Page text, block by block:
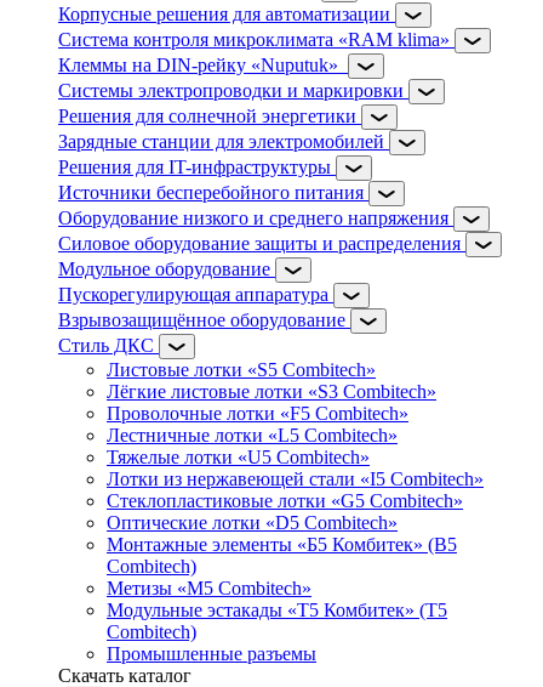
Корпусные решения для автоматизации
Система контроля микроклимата «RAM klima»
Клеммы на DIN-рейку «Nuputuk»
Системы электропроводки и маркировки
Решения для солнечной энергетики
Зарядные станции для электромобилей
Решения для IT-инфраструктуры
Источники бесперебойного питания
Оборудование низкого и среднего напряжения
Силовое оборудование защиты и распределения
Модульное оборудование
Пускорегулирующая аппаратура
Взрывозащищённое оборудование
Стиль ДКС
Листовые лотки «S5 Combitech»
Лёгкие листовые лотки «S3 Combitech»
Проволочные лотки «F5 Combitech»
Лестничные лотки «L5 Combitech»
Тяжелые лотки «U5 Combitech»
Лотки из нержавеющей стали «I5 Combitech»
Стеклопластиковые лотки «G5 Combitech»
Оптические лотки «D5 Combitech»
Монтажные элементы «Б5 Комбитек» (B5
Combitech)
Метизы «M5 Combitech»
Модульные эстакады «Т5 Комбитек» (T5
Combitech)
Промышленные разъемы
Скачать каталог